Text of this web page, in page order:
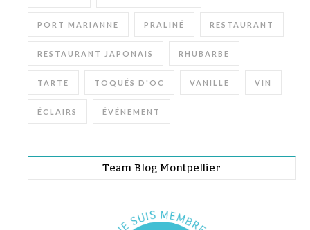
PORT MARIANNE PRALINÉ RESTAURANT
RESTAURANT JAPONAIS RHUBARBE
TARTE TOQUÉS D'OC VANILLE VIN
ÉCLAIRS ÉVÉNEMENT
Team Blog Montpellier